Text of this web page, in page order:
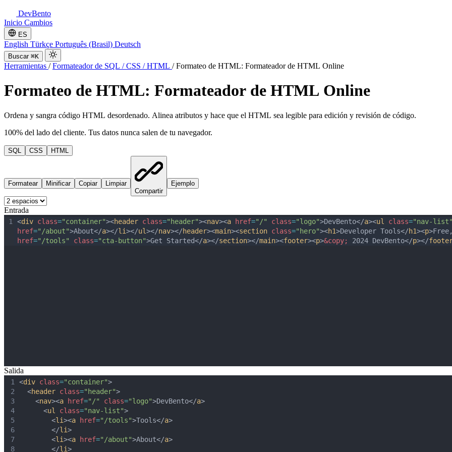
DevBento
Inicio Cambios
ES
English Türkçe Português (Brasil) Deutsch
Buscar ⌘K
Herramientas / Formateador de SQL / CSS / HTML / Formateo de HTML: Formateador de HTML Online
Formateo de HTML: Formateador de HTML Online
Ordena y sangra código HTML desordenado. Alinea atributos y hace que el HTML sea legible para edición y revisión de código.
100% del lado del cliente. Tus datos nunca salen de tu navegador.
SQL CSS HTML
Formatear Minificar Copiar
Limpiar
Compartir
Ejemplo
Entrada
1 <div class="container"><header class="header"><nav><a href="/" class="logo">DevBento</a><ul class="nav-list"
href="/about">About</a></li></ul></nav></header><main><section class="hero"><h1>Developer Tools</h1><p
href="/tools" class="cta-button">Get Started</a></section></main><footer><p>&copy; 2024 DevBento</p></
Salida
1
2
3
4
5
6
7
8
<div class="container">
  <
header class="header">
    <
nav><a href="/" class="logo">DevBento</a>
      <
ul class="nav-list">
        <
li><a href="/tools">Tools</a>
        </
li>
        <
li><a href="/about">About</a>
        </
li>